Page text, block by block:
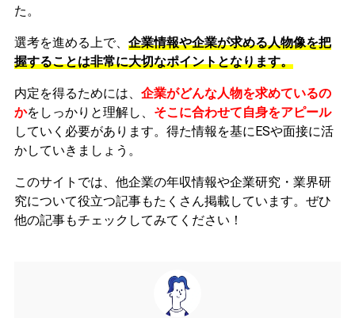
た。
選考を進める上で、 企業情報や企業が求める人物像を把
握することは非常に大切なポイントとなります。
内定を得るためには、 企業がどんな人物を求めているの
かをしっかりと理解し、 そこに合わせて自身をアピール
していく必要があります。 得た情報を基にESや面接に活
かしていきましょう。
このサイトでは、他企業の年収情報や企業研究・業界研
究について役立つ記事もたくさん掲載しています。ぜひ
他の記事もチェックしてみてください！